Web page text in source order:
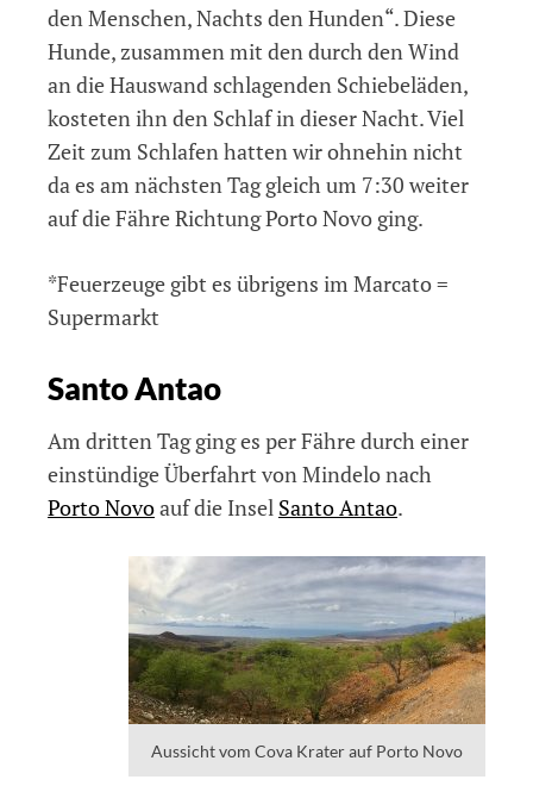
den Menschen, Nachts den Hunden“. Diese
Hunde, zusammen mit den durch den Wind
an die Hauswand schlagenden Schiebeläden,
kosteten ihn den Schlaf in dieser Nacht. Viel
Zeit zum Schlafen hatten wir ohnehin nicht
da es am nächsten Tag gleich um 7:30 weiter
auf die Fähre Richtung Porto Novo ging.
*Feuerzeuge gibt es übrigens im Marcato =
Supermarkt
Santo Antao
Am dritten Tag ging es per Fähre durch einer
einstündige Überfahrt von Mindelo nach
Porto Novoauf die Insel Santo Antao.
Aussicht vom Cova Krater auf Porto Novo